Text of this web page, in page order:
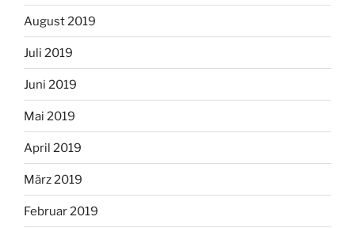
August 2019
Juli 2019
Juni 2019
Mai 2019
April 2019
März 2019
Februar 2019